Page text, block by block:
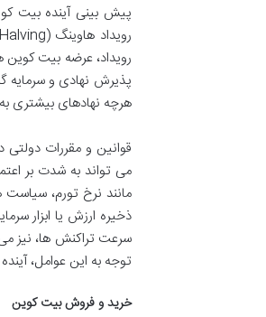
پیش بینی آینده بیت
رویداد، عرضه بیت کوین
پذیرش نهادی و سرمایه
هرچه نهادهای بیشتری
قوانین و مقررات دولتی
می تواند به شدت بر
مانند نرخ تورم،
ذخیره ارزش یا ابزار
سرعت تراکنش ها، نیز می
توجه به این عوامل،
خرید و فروش بیت کوین